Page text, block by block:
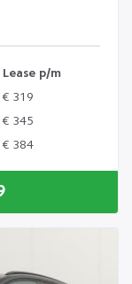
Lease p/m
€ 319
€ 345
€ 384